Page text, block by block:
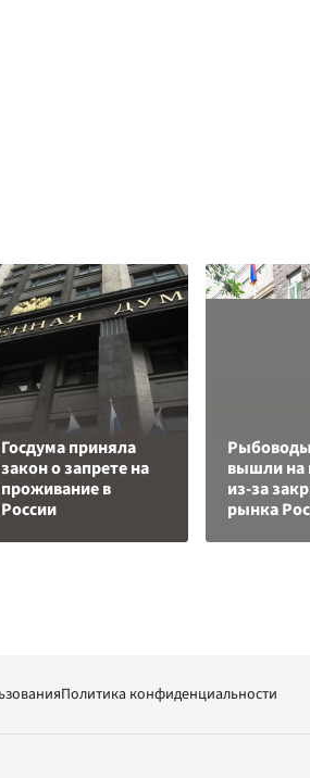
Госдума приняла
закон о запрете на
проживание в
России
вышли на
из-за
рынка
Политика конфиденциальности